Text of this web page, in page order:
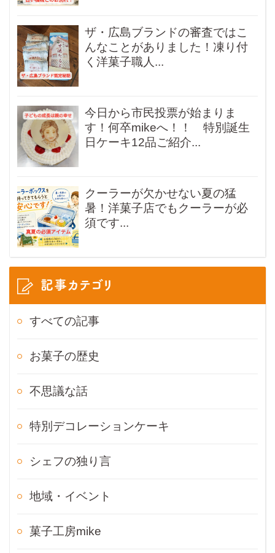
ザ・広島ブランドの審査ではこ
んなことがありました！凍り付
く洋菓子職人...
今日から市民投票が始まりま
す！何卒mikeへ！！ 特別誕生
日ケーキ12品ご紹介...
クーラーが欠かせない夏の猛
暑！洋菓子店でもクーラーが必
須です...
記事カテゴリ
すべての記事
お菓子の歴史
不思議な話
特別デコレーションケーキ
シェフの独り言
地域・イベント
菓子工房mike